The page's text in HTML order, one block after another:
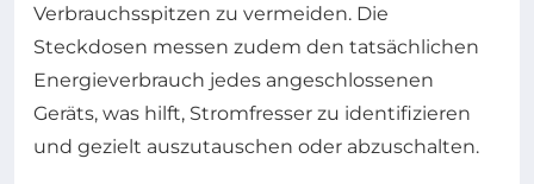
Verbrauchsspitzen zu vermeiden. Die
Steckdosen messen zudem den tatsächlichen
Energieverbrauch jedes angeschlossenen
Geräts, was hilft, Stromfresser zu identifizieren
und gezielt auszutauschen oder abzuschalten.